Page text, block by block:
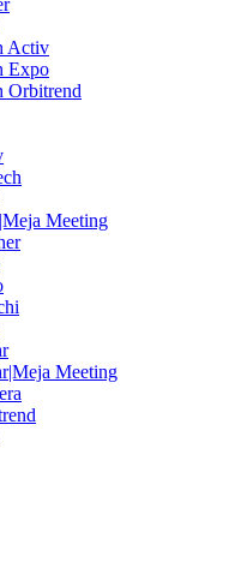
Activ
Expo
Orbitrend
Meeting
Meeting